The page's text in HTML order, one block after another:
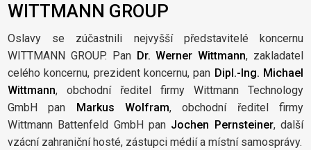
WITTMANN GROUP
Oslavy se zúčastnili nejvyšší představitelé koncernu
WITTMANN GROUP. Pan Dr. Werner Wittmann, zakladatel
celého koncernu, prezident koncernu, pan Dipl.-Ing. Michael
Wittmann, obchodní ředitel firmy Wittmann Technology
GmbH pan
Markus Wolfram, obchodní ředitel firmy
Wittmann Battenfeld GmbH pan Jochen Pernsteiner, další
vzácní zahraniční hosté, zástupci médií a místní samosprávy.